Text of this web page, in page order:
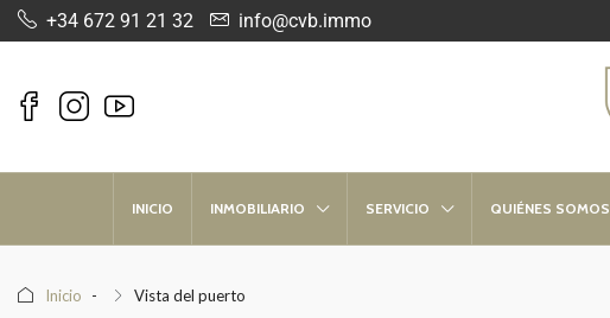
+34 672 91 21 32 info@cvb.immo
INICIO INMOBILIARIO SERVICIO QUIÉNES SOMOS
Inicio Vista del puerto